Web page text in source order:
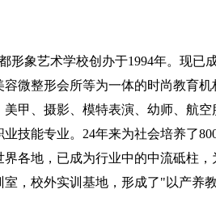
象艺术学校创办于1994年。现已
容微整形会所等为一体的时尚教育
美甲、摄影、模特表演、幼师、航
业技能专业。24年来为社会培养了
界各地，已成为行业中的中流砥柱
室，校外实训基地，形成了"以产养